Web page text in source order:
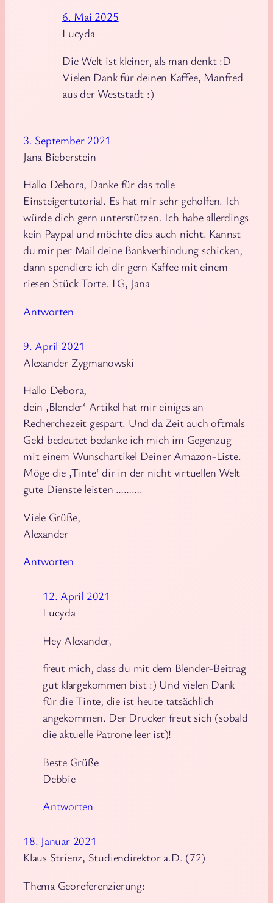
6. Mai 2025
Lucyda
Die Welt ist kleiner, als man denkt :D
Vielen Dank für deinen Kaffee, Manfred
aus der Weststadt :)
3. September 2021
Jana Bieberstein
Hallo Debora, Danke für das tolle
Einsteigertutorial. Es hat mir sehr geholfen. Ich
würde dich gern unterstützen. Ich habe allerdings
kein Paypal und möchte dies auch nicht. Kannst
du mir per Mail deine Bankverbindung schicken,
dann spendiere ich dir gern Kaffee mit einem
riesen Stück Torte. LG, Jana
Antworten
9. April 2021
Alexander Zygmanowski
Hallo Debora,
dein ‚Blender‘ Artikel hat mir einiges an
Recherchezeit gespart. Und da Zeit auch oftmals
Geld bedeutet bedanke ich mich im Gegenzug
mit einem Wunschartikel Deiner Amazon-Liste.
Möge die ‚Tinte‘ dir in der nicht virtuellen Welt
gute Dienste leisten ……….
Viele Grüße,
Alexander
Antworten
12. April 2021
Lucyda
Hey Alexander,
freut mich, dass du mit dem Blender-Beitrag
gut klargekommen bist :) Und vielen Dank
für die Tinte, die ist heute tatsächlich
angekommen. Der Drucker freut sich (sobald
die aktuelle Patrone leer ist)!
Beste Grüße
Debbie
Antworten
18. Januar 2021
Klaus Strienz, Studiendirektor a.D. (72)
Thema Georeferenzierung: